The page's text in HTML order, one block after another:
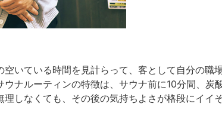
いている時間を見計らって、客として自分の職
ウナルーティンの特徴は、サウナ前に10分間、炭
理しなくても、その後の気持ちよさが格段にイイ